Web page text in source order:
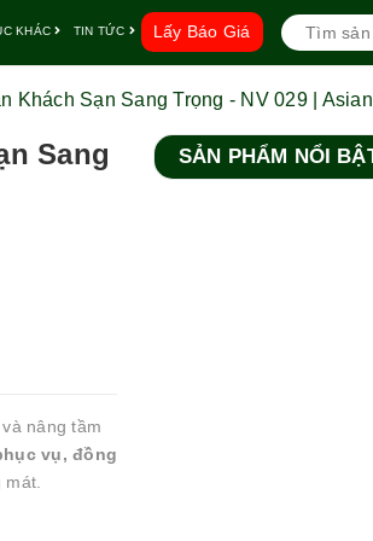
KHÁC TIN TỨC Lấy Báo Giá
Khách Sạn Sang Trọng - NV 029 |
Sang
nâng tầm
vụ, đồng
SẢN PHẨM NỔI